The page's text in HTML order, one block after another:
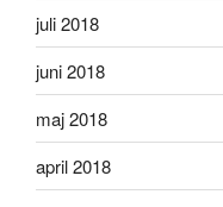
juli 2018
juni 2018
maj 2018
april 2018